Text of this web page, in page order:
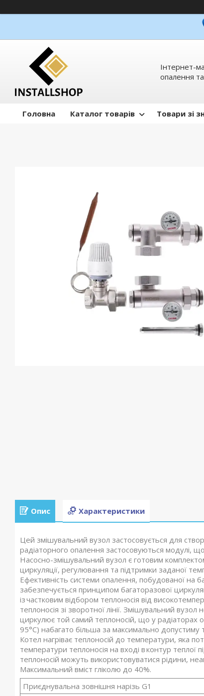
Інтернет-
опалення
Головна Каталог товарів Товари зі
Опис Характеристики
Цей змішувальний вузол застосовується для
радіаторного опалення застосовуються модулі,
Насосно-змішувальний вузол є готовим
циркуляції, регулювання та підтримки заданої
Ефективність системи опалення, побудованої на
забезпечується принципом багаторазової
із частковим відбором теплоносія від
теплоносія зі зворотної лінії. Змішувальний
циркулює той самий теплоносій, що у радіаторах
95°С) набагато більша за максимально допустиму
Котел нагріває теплоносій до температури, яка
температури теплоносія на вході в контур теплої
теплоносій можуть використовуватися рідини,
Максимальний вміст гліколю до 40%.
Приєднувальна зовнішня нарізь G1